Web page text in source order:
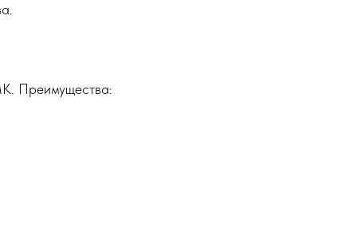
Преимущества: